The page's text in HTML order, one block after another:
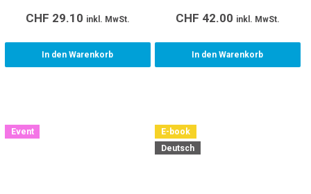
CHF 29.10 inkl. MwSt.
In den Warenkorb
CHF 42.00 inkl. MwSt.
In den Warenkorb
Event
E-book
Deutsch